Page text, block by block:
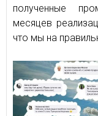
полученные
месяцев
что мы на